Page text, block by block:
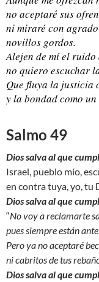
no aceptaré sus
ni miraré con
novillos gordos.
Alejen de mí el ruido
no quiero escuchar
Que fluya la justicia
y la bondad como
Salmo 49
Dios salva al que
Israel, pueblo mío,
en contra tuya, yo, tu
Dios salva al que
“No voy a reclamarte
pues siempre están
Pero ya no aceptaré
ni cabritos de tus
Dios salva al que